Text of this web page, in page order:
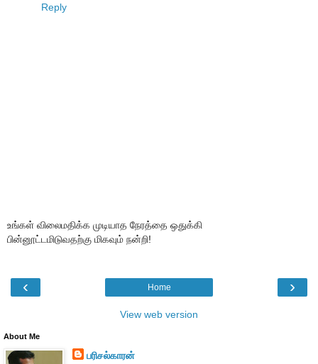
Reply
உங்கள் விலைமதிக்க முடியாத நேரத்தை ஒதுக்கி
பின்னூட்டமிடுவதற்கு மிகவும் நன்றி!
‹ ›
Home
View web version
About Me
பரிசல்காரன்